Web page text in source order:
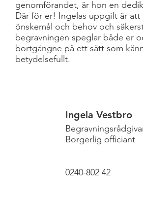
Ingela Vestbro
Borgerlig officiant
0240-802 42
genomförandet, är hon en
Där för er! Ingelas uppgift är att
önskemål och behov och
begravningen speglar både er
bortgångne på ett sätt som
betydelsefullt.